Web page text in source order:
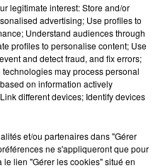
9 10
legitimate interest: Store and/or
advertising; Use profiles to
Understand audiences through
profiles to personalise content; Use
and detect fraud, and fix errors;
may process personal
on information actively
different devices; Identify devices
et/ou partenaires dans "Gérer
ne s'appliqueront que pour
lien "Gérer les cookies" situé en